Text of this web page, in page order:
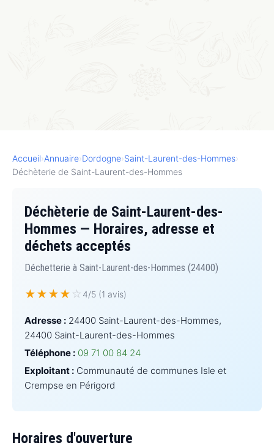
Accueil›Annuaire›Dordogne›Saint-Laurent-des-Hommes›
Déchèterie de Saint-Laurent-des-Hommes
Déchèterie de Saint-Laurent-des-
Hommes — Horaires, adresse et
déchets acceptés
Déchetterie à Saint-Laurent-des-Hommes (24400)
★★★★ ☆ 4/5 (1 avis)
Adresse : 24400 Saint-Laurent-des-Hommes,
24400 Saint-Laurent-des-Hommes
Téléphone : 09 71 00 84 24
Exploitant : Communauté de communes Isle et
Crempse en Périgord
Horaires d'ouverture